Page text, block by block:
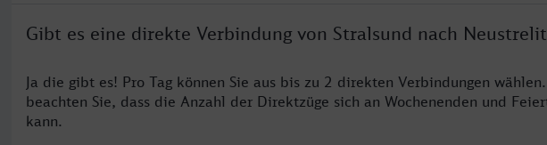
Gibt es eine direkte Verbindung von Stralsund nach
Ja die gibt es! Pro Tag können Sie aus bis zu 2 direkten Verbindungen
beachten Sie, dass die Anzahl der Direktzüge sich an Wochenenden und
kann.